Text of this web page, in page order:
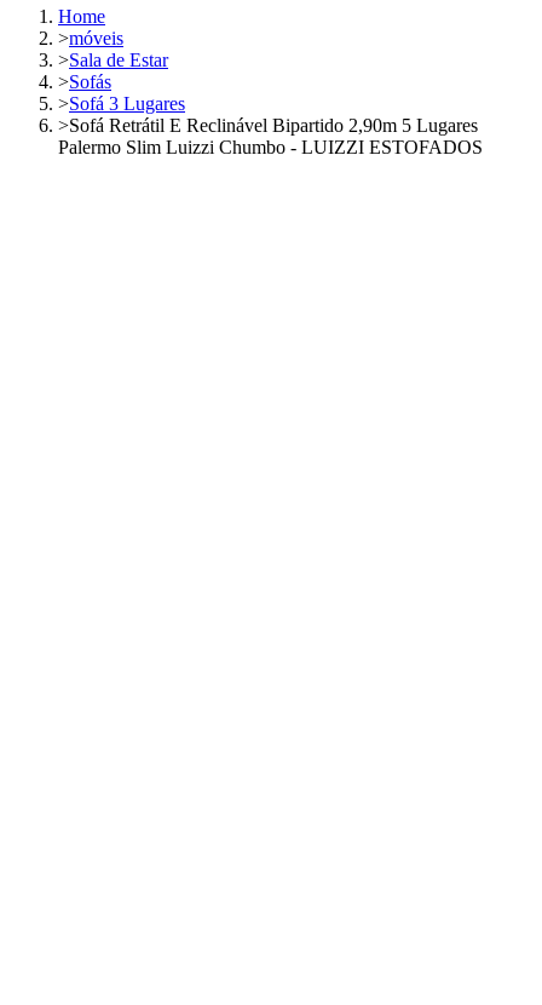
Home
>móveis
>Sala de Estar
>Sofás
>Sofá 3 Lugares
>Sofá Retrátil E Reclinável Bipartido 2,90m 5 Lugares
Palermo Slim Luizzi Chumbo - LUIZZI ESTOFADOS